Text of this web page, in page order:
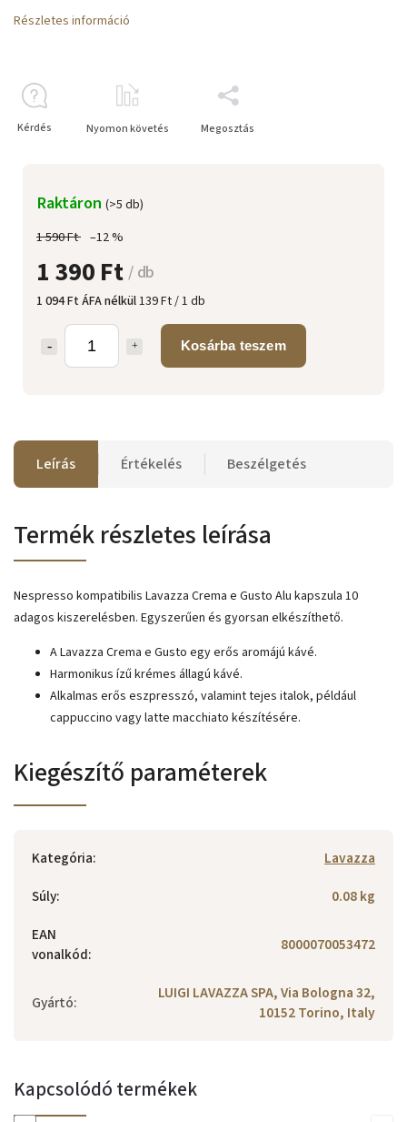
1 590 Ft –12 %
1 390 Ft/ db
1 094 Ft ÁFA nélkül139 Ft / 1 db
Kosárba teszem
Raktáron (>5 db)
Részletes információ
Kérdés Nyomon követés Megosztás
Leírás Értékelés Beszélgetés
Termék részletes leírása
Nespresso kompatibilis Lavazza Crema e Gusto Alu kapszula 10
adagos kiszerelésben. Egyszerűen és gyorsan elkészíthető.
A Lavazza Crema e Gusto egy erős aromájú kávé.
Harmonikus ízű krémes állagú kávé.
Alkalmas erős eszpresszó, valamint tejes italok, például
cappuccino vagy latte macchiato készítésére.
Kiegészítő paraméterek
Kategória:
Lavazza
Súly:
0.08 kg
EAN
vonalkód: 8000070053472
Gyártó:
LUIGI LAVAZZA SPA, Via Bologna 32,
10152 Torino, Italy
Kapcsolódó termékek